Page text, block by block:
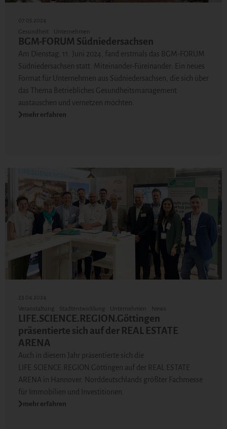
07.05.2024
Gesundheit
Unternehmen
BGM-FORUM Südniedersachsen
Am Dienstag, 11. Juni 2024, fand erstmals das BGM-FORUM
Südniedersachsen statt. Miteinander-Füreinander: Ein neues
Format für Unternehmen aus Südniedersachsen, die sich über
das Thema Betriebliches Gesundheitsmanagement
austauschen und vernetzen möchten.
mehr erfahren
23.04.2024
Veranstaltung
Stadtentwicklung Unternehmen News
LIFE.SCIENCE.REGION.Göttingen
präsentierte sich auf der REAL ESTATE
ARENA
Auch in diesem Jahr präsentierte sich die
LIFE.SCIENCE.REGION.Göttingen auf der REAL ESTATE
ARENA in Hannover. Norddeutschlands größter Fachmesse
für Immobilien und Investitionen.
mehr erfahren